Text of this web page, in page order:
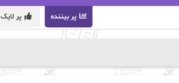
پر بیننده پر لایک